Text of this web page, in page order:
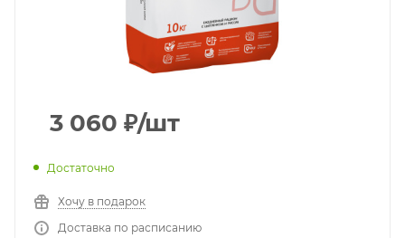
3 060 ₽/шт
Достаточно
Хочу в подарок
Доставка по расписанию